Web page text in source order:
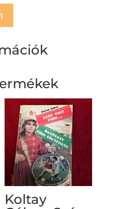
Koltay